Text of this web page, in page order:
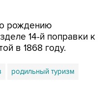
рождению
14-й поправки к
в 1868 году.
родильный туризм